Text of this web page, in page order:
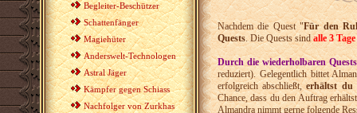
Begleiter-Beschützer
Schattenfänger
Magiehüter
Anderswelt-Technologen
Astral Jäger
Kämpfer gegen Schiass
Nachfolger von Zurkhas
Nachdem die Quest "Für den
Quests. Die Quests sindalle 3 Tage
Durch die wiederholbaren
reduziert). Gelegentlich bittet
erfolgreich abschließt,erhältst du
Chance, dass du den Auftrag
Almandra nimmt gerne folgende